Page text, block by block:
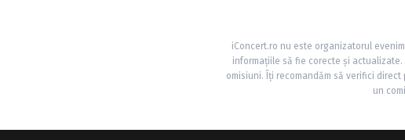
iConcert.ro nu este organizatorul
informațiile să fie corecte și
omisiuni. Îți recomandăm să verifici
un